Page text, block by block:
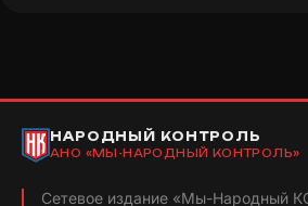
НАРОДНЫЙ КОНТРОЛЬ
АНО «МЫ-НАРОДНЫЙ КОНТРОЛЬ»
Сетевое издание «Мы-Народный